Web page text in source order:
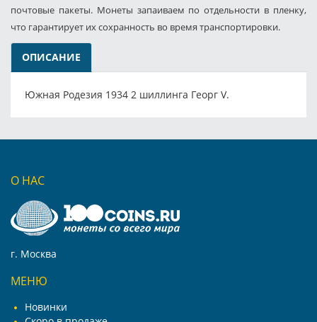
почтовые пакеты. Монеты запаиваем по отдельности в пленку,
что гарантирует их сохранность во время транспортировки.
ОПИСАНИЕ
Южная Родезия 1934 2 шиллинга Георг V.
О НАС
г. Москва
МЕНЮ
Новинки